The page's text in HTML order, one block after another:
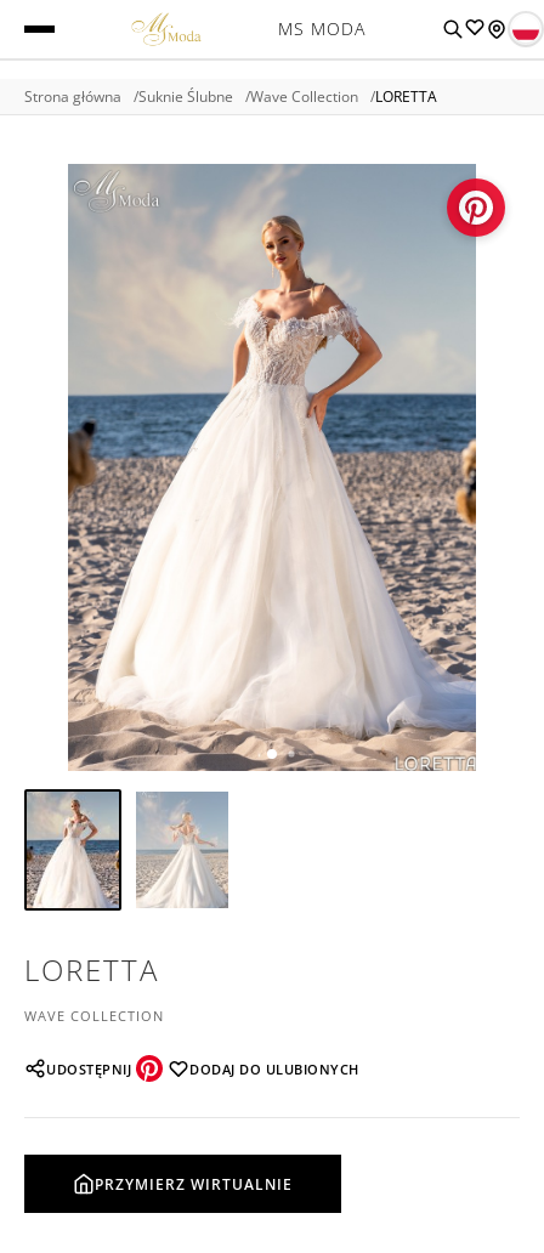
MS MODA
Strona główna Suknie Ślubne Wave Collection LORETTA
LORETTA
WAVE COLLECTION
UDOSTĘPNIJ DODAJ DO ULUBIONYCH
PRZYMIERZ WIRTUALNIE